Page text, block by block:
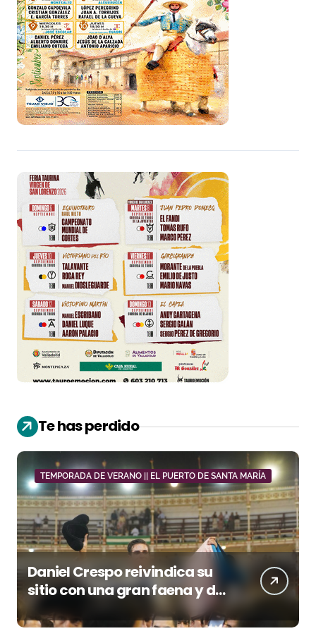
Te has perdido
TEMPORADA DE VERANO || EL PUERTO DE SANTA MARÍA
Daniel Crespo reivindica su
sitio con una gran faena y dos
orejas